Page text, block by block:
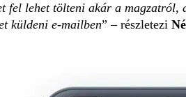
fel lehet tölteni akár a
küldeni e-mailben” – részletezi